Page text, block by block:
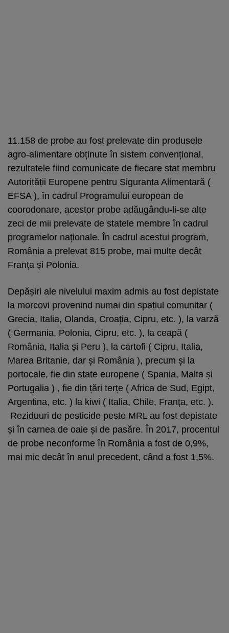
11.158 de probe au fost prelevate din produsele
agro-alimentare obținute în sistem convențional,
rezultatele fiind comunicate de fiecare stat membru
Autorității Europene pentru Siguranța Alimentară (
EFSA ), în cadrul Programului european de
coorodonare, acestor probe adăugându-li-se alte
zeci de mii prelevate de statele membre în cadrul
programelor naționale. În cadrul acestui program,
România a prelevat 815 probe, mai multe decât
Franța și Polonia.
Depășiri ale nivelului maxim admis au fost depistate
la morcovi provenind numai din spațiul comunitar (
Grecia, Italia, Olanda, Croația, Cipru, etc. ), la varză
( Germania, Polonia, Cipru, etc. ), la ceapă (
România, Italia și Peru ), la cartofi ( Cipru, Italia,
Marea Britanie, dar și România ), precum și la
portocale, fie din state europene ( Spania, Malta și
Portugalia ) , fie din țări terțe ( Africa de Sud, Egipt,
Argentina, etc. ) la kiwi ( Italia, Chile, Franța, etc. ).
Reziduuri de pesticide peste MRL au fost depistate
și în carnea de oaie și de pasăre. În 2017, procentul
de probe neconforme în România a fost de 0,9%,
mai mic decât în anul precedent, când a fost 1,5%.